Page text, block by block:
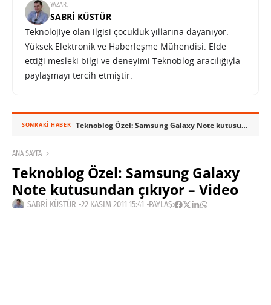
YAZAR:
SABRI KÜSTÜR
Teknolojiye olan ilgisi çocukluk yıllarına dayanıyor.
Yüksek Elektronik ve Haberleşme Mühendisi. Elde
ettiği mesleki bilgi ve deneyimi Teknoblog aracılığıyla
paylaşmayı tercih etmiştir.
SONRAKI HABER Teknoblog Özel: Samsung Galaxy Note kutusundan çıkıyor – Video
ANA SAYFA
Teknoblog Özel: Samsung Galaxy
Note kutusundan çıkıyor – Video
SABRI KÜSTÜR 22 KASIM 2011 15:41 PAYLAŞ: